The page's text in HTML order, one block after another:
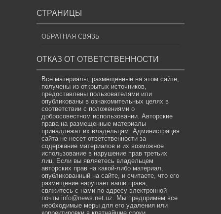
СТРАНИЦЫ
ОБРАТНАЯ СВЯЗЬ
ОТКАЗ ОТ ОТВЕТСТВЕННОСТИ
Все материалы, размещенные на этом сайте,
получены из открытых источников,
предоставлены пользователями или
опубликованы в ознакомительных целях в
соответствии с положениями о
добросовестном использовании. Авторские
права на размещенные материалы
принадлежат их владельцам. Администрация
сайта не несет ответственности за
содержание материалов и их возможное
использование в нарушение прав третьих
лиц. Если вы являетесь владельцем
авторских прав на какой-либо материал,
опубликованный на сайте, и считаете, что его
размещение нарушает ваши права,
свяжитесь с нами по адресу электронной
почты info@news.net.uz. Мы предпримем все
необходимые меры для его удаления или